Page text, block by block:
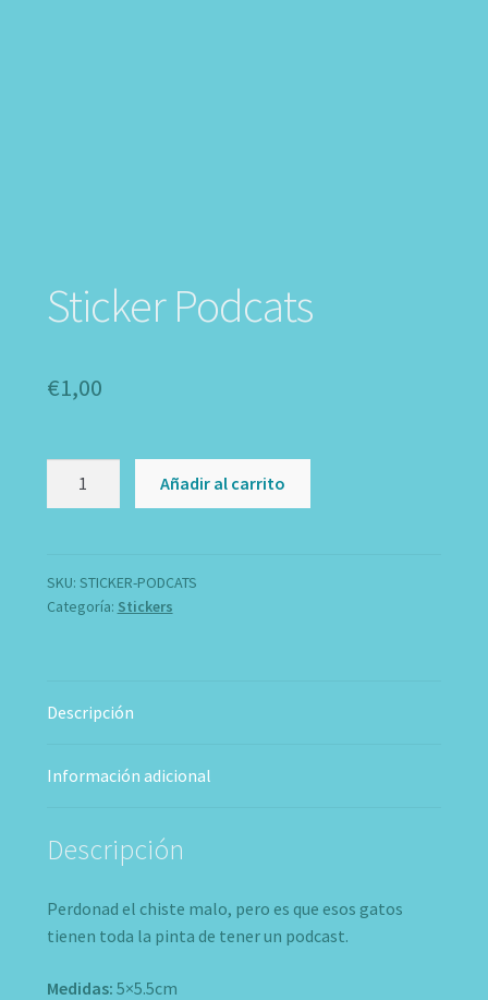
Sticker Podcats
€1,00
Añadir al carrito
SKU: STICKER-PODCATS
Categoría: Stickers
Descripción
Información adicional
Descripción
Perdonad el chiste malo, pero es que esos gatos
tienen toda la pinta de tener un podcast.
Medidas: 5×5.5cm